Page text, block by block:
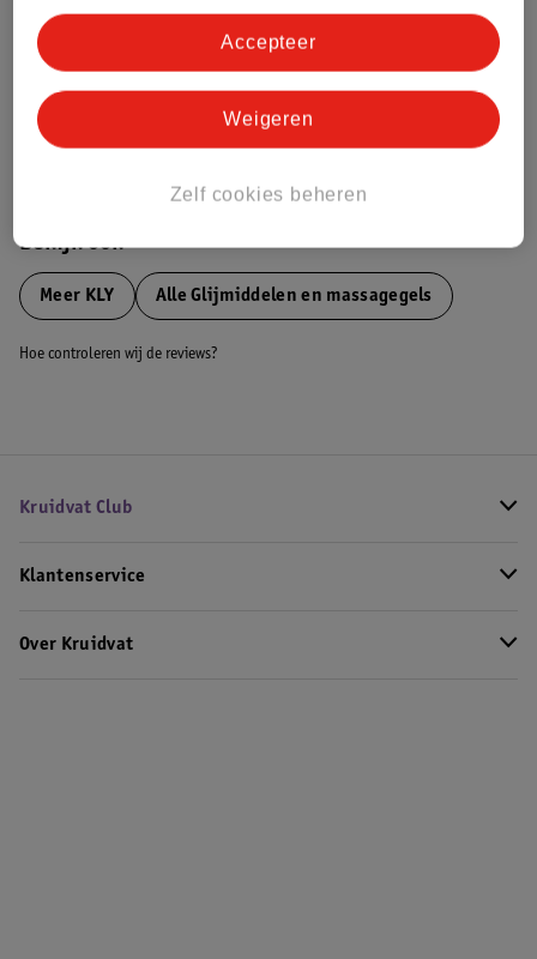
Impact Score.
Meer informatie
Bestel & Bezorginformatie
Bekijk ook
Meer KLY Alle Glijmiddelen en massagegels
Hoe controleren wij de reviews?
Kruidvat Club
Klantenservice
Over Kruidvat
Zelf cookies beheren
Weigeren
Accepteer